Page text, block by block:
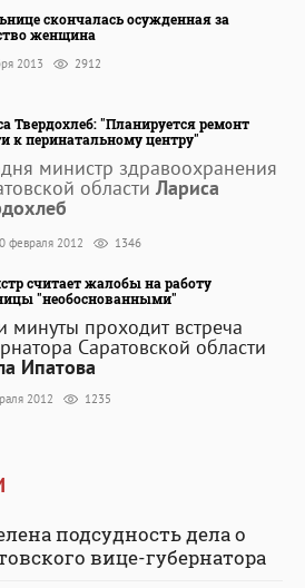
скончалась осужденная за
женщина
2013 2912
Твердохлеб: "Планируется ремонт
к перинатальному центру"
министр здравоохранения
области Лариса
февраля 2012 1346
считает жалобы на работу
"необоснованными"
минуты проходит встреча
Саратовской области
Ипатова
2012 1235
подсудность дела о
вице-губернатора